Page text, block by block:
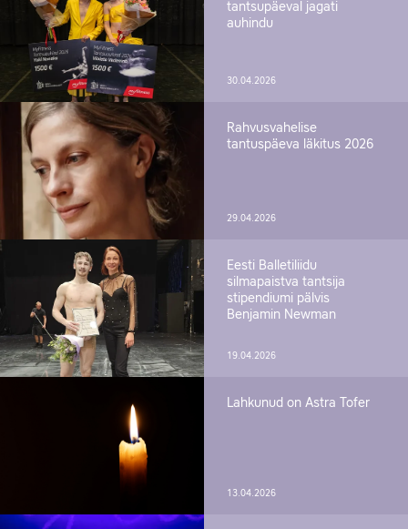
tantsupäeval jagati
auhindu
30.04.2026
Rahvusvahelise
tantuspäeva läkitus 2026
29.04.2026
Eesti Balletiliidu
silmapaistva tantsija
stipendiumi pälvis
Benjamin Newman
19.04.2026
Lahkunud on Astra Tofer
13.04.2026